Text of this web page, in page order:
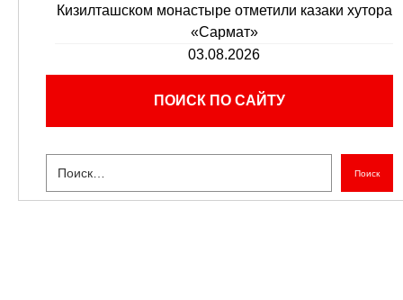
Кизилташском монастыре отметили казаки хутора
«Сармат»
03.08.2026
ПОИСК ПО САЙТУ
Поиск